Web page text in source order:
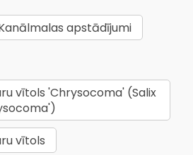
apstādījumi
vītols 'Chrysocoma' (Salix
vītols